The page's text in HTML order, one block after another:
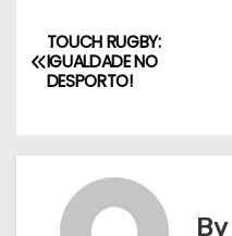
N
a
e
TOUCH RUGBY:
IGUALDADE NO
DESPORTO!
By